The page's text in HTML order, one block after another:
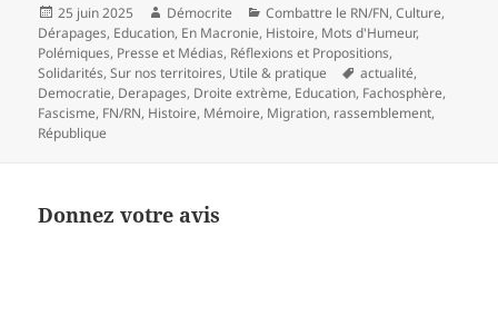
Publié
le
25 juin 2025 Auteur
Démocrite Catégories
Combattre le RN/FN,Culture,
Dérapages, Education, En Macronie, Histoire, Mots d'Humeur,
Polémiques, Presse et Médias, Réflexions et Propositions,
Solidarités,Sur nos territoires, Utile & pratique
Mots-
clés
actualité,
Democratie, Derapages, Droite extrème, Education, Fachosphère,
Fascisme, FN/RN, Histoire, Mémoire, Migration, rassemblement,
République
Donnez votre avis